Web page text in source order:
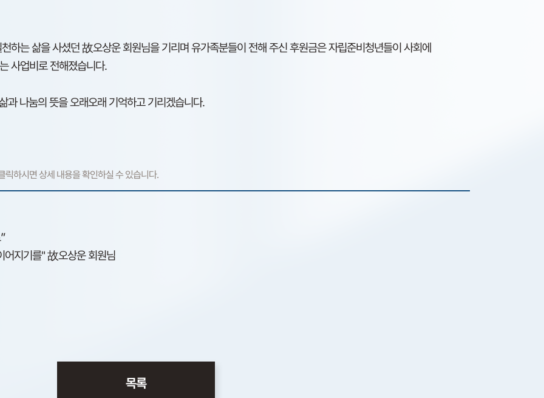
하는 삶을 사셨던 故오상운 회원님을 기리며 유가족분들이 전해 주신 후원금은 자립준비청년들이 사회에
사업비로 전해졌습니다.
과 나눔의 뜻을 오래오래 기억하고 기리겠습니다.
어지기를" 故오상운 회원님
목록